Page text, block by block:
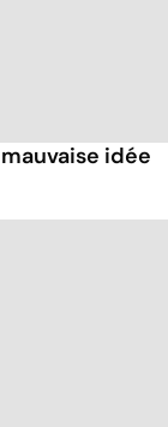
idée